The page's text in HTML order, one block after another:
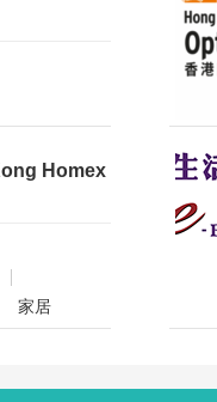
术学会
讨会
Homex
家居
家庭与海内